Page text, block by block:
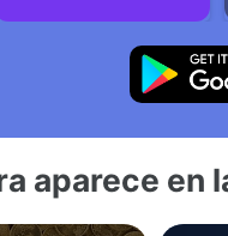
aparece en